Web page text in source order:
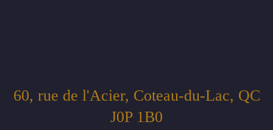
60, rue de l'Acier, Coteau-du-Lac, QC
J0P 1B0